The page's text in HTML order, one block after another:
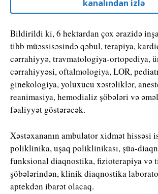
kanalından izlə
Bildirildi ki, 6 hektardan çox ərazidə
tibb müəssisəsində qəbul, terapiya,
cərrahiyyə, travmatologiya-ortopediya,
cərrahiyyəsi, oftalmologiya, LOR,
ginekologiya, yoluxucu xəstəliklər,
reanimasiya, hemodializ şöbələri və
fəaliyyət göstərəcək.
Xəstəxananın ambulator xidmət hissəsi
poliklinika, uşaq poliklinikası, şüa-
funksional diaqnostika, fizioterapiya və
şöbələrindən, klinik diaqnostika
aptekdən ibarət olacaq.